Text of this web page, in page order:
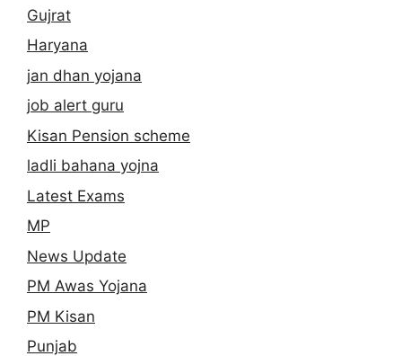
Gujrat
Haryana
jan dhan yojana
job alert guru
Kisan Pension scheme
ladli bahana yojna
Latest Exams
MP
News Update
PM Awas Yojana
PM Kisan
Punjab